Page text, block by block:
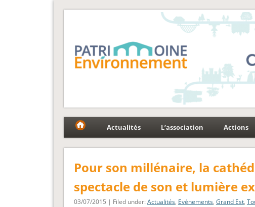
Fédération Patrimoine-
Actualités L’association Actions
Pour son millénaire, la
spectacle de son et lumière
03/07/2015 | Filed under:Actualités, Evénements, Grand Est,